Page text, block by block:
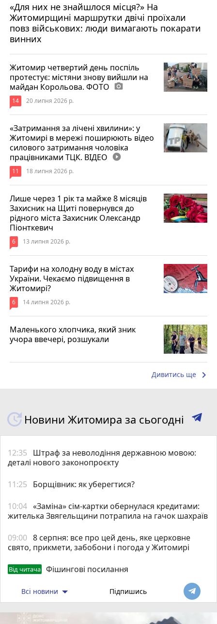
«Для них не знайшлося місця?» На
Житомирщині маршрутки двічі проїхали
повз військових: люди вимагають покарати
винних
17 липня 2026 р.
Житомир четвертий день поспіль
протестує: містяни знову вийшли на
майдан Корольова. ФОТО photo_camera
14 20 липня 2026 р.
«Затримання за лічені хвилини»: у
Житомирі в мережі поширюють відео
силового затримання чоловіка
працівниками ТЦК. ВІДЕО play_circle_filled
11 18 липня 2026 р.
Лише через 1 рік та майже 8 місяців
Захисник на Щиті повернувся до
рідного міста Захисник Олександр
Піонткевич
6 13 липня 2026 р.
Тарифи на холодну воду в містах
України. Чекаємо підвищення в
Житомирі?
6 14 липня 2026 р.
Маленького хлопчика, який зник
учора ввечері, розшукали
Дивитись ще keyboard_arrow_right
Новини Житомира за сьогодні
12:35
Штраф за неволодіння державною мовою:
деталі нового законопроєкту
11:25 Борщівник: як уберегтися?
10:04 «Заміна» сім-картки обернулася кредитами:
жителька Звягельщини потрапила на гачок шахраїв
09:00 8 серпня: все про цей день, яке церковне
свято, прикмети, забобони і погода у Житомирі
Від читача Фішингові посилання
Всі новини Підпишись